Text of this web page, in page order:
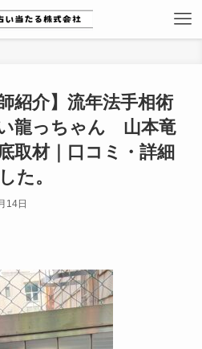
紹介】流年法手相術
龍っちゃん 山本竜
取材｜口コミ・詳細
た。
14日